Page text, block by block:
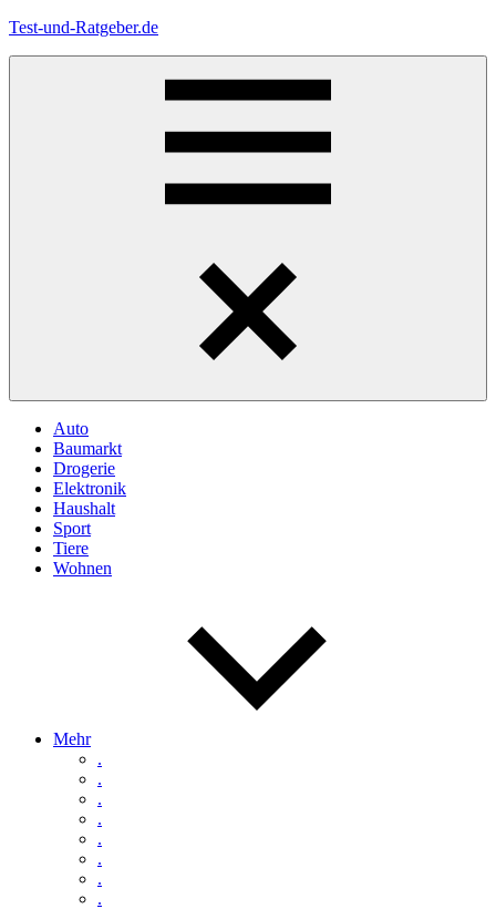
Zum
Test-und-Ratgeber.de
Auto
Baumarkt
Drogerie
Elektronik
Haushalt
Sport
Tiere
Wohnen
Mehr
.
.
.
.
.
.
.
.